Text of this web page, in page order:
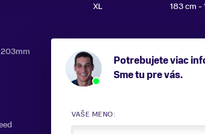
XL
183 cm -
Potrebujete viac
Sme tu pre vás.
VAŠE MENO: